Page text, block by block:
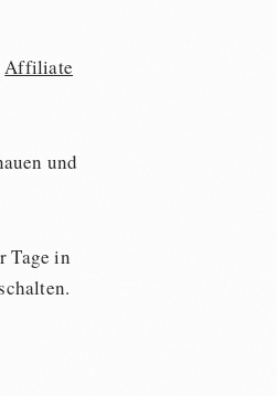
Affiliate
und
Tage in